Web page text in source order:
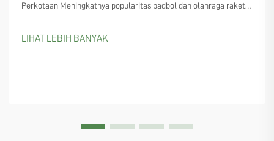
Perkotaan Meningkatnya popularitas padbol dan olahraga raket
karena semakin banyak orang yang...
LIHAT LEBIH BANYAK